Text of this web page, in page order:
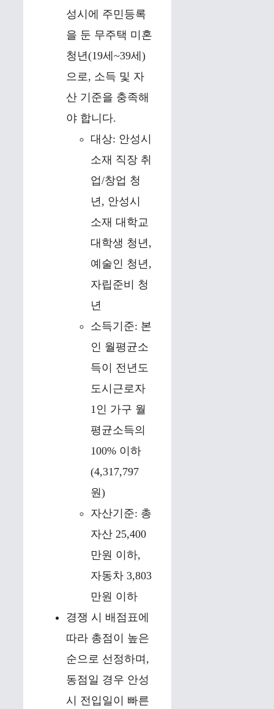
성시에 주민등록
을 둔 무주택 미혼
청년(19세~39세)
으로, 소득 및 자
산 기준을 충족해
야 합니다.
대상: 안성시
소재 직장 취
업/창업 청
년, 안성시
소재 대학교
대학생 청년,
예술인 청년,
자립준비 청
년
소득기준: 본
인 월평균소
득이 전년도
도시근로자
1인 가구 월
평균소득의
100% 이하
(4,317,797
원)
자산기준: 총
자산 25,400
만원 이하,
자동차 3,803
만원 이하
경쟁 시 배점표에
따라 총점이 높은
순으로 선정하며,
동점일 경우 안성
시 전입일이 빠른